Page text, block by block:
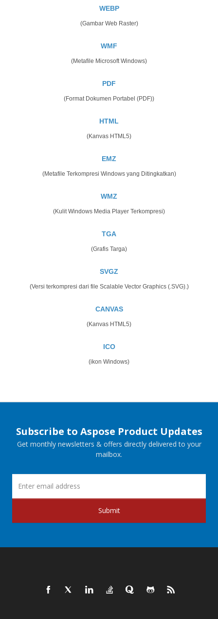
WEBP
(Gambar Web Raster)
WMF
(Metafile Microsoft Windows)
PDF
(Format Dokumen Portabel (PDF))
HTML
(Kanvas HTML5)
EMZ
(Metafile Terkompresi Windows yang Ditingkatkan)
WMZ
(Kulit Windows Media Player Terkompresi)
TGA
(Grafis Targa)
SVGZ
(Versi terkompresi dari file Scalable Vector Graphics (.SVG).)
CANVAS
(Kanvas HTML5)
ICO
(ikon Windows)
Subscribe to Aspose Product Updates
Get monthly newsletters & offers directly delivered to your
mailbox.
Submit